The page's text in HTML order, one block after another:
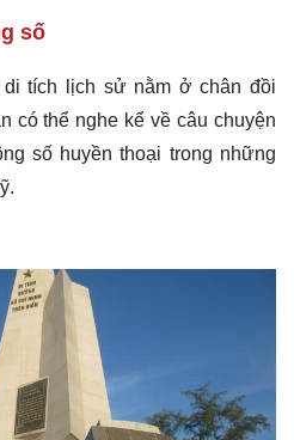
số
tích lịch sử nằm ở chân đồi
có thể nghe kể về câu chuyện
số huyền thoại trong những